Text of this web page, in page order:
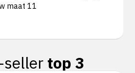
maat 11
seller top 3